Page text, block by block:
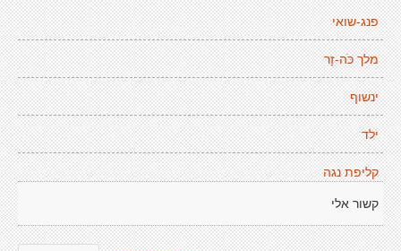
פנג-שואי
מלך כֹּה-זָר
ינשוף
ילד
קליפת נגה
קשור אלי